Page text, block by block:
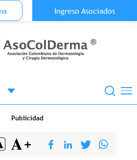
Ingreso Asociados
Publicidad